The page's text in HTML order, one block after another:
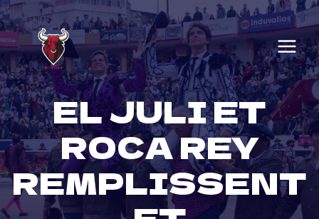
Skip
to
content
EL JULI ET
ROCA REY
REMPLISSENT